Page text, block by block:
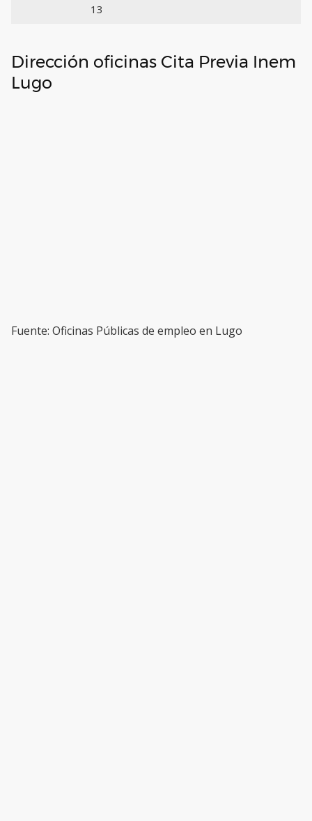
13
Dirección oficinas Cita Previa Inem
Lugo
Fuente: Oficinas Públicas de empleo en Lugo